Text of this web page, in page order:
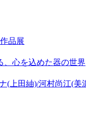
品展
心を込めた器の世界
(上田紬)/河村尚江(美